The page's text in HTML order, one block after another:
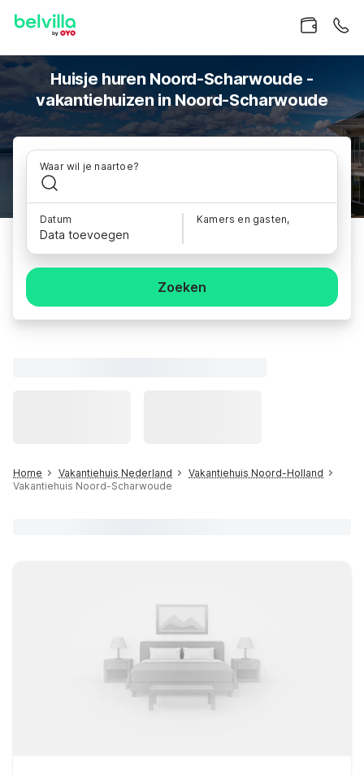
Huisje huren Noord-Scharwoude -
vakantiehuizen in Noord-Scharwoude
Waar wil je naartoe?
Datum
Data toevoegen
Kamers en gasten,
Zoeken
Home Vakantiehuis Nederland
Vakantiehuis Noord-Holland
Vakantiehuis Noord-Scharwoude